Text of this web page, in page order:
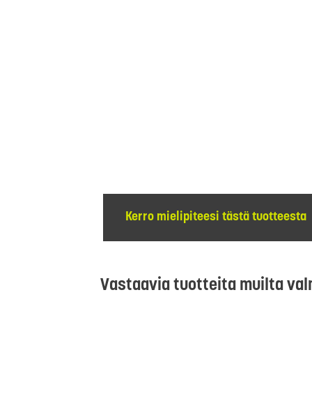
Kerro mielipiteesi tästä tuotteesta
Vastaavia tuotteita muilta